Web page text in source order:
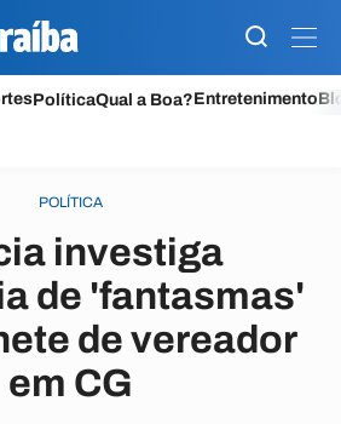
PolíticaQual a Boa?Entretenimento
POLÍTICA
investiga
de 'fantasmas'
de vereador
em CG